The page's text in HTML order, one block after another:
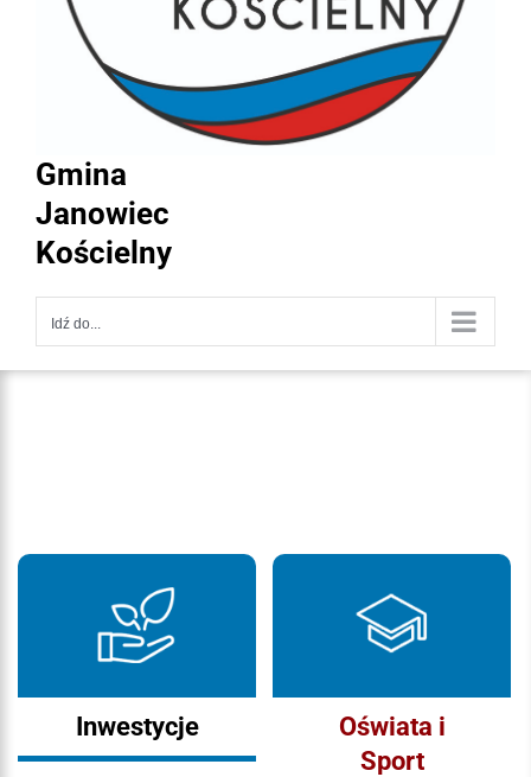
Gmina
Janowiec
Kościelny
Idź do...
Inwestycje
Oświata i
Sport